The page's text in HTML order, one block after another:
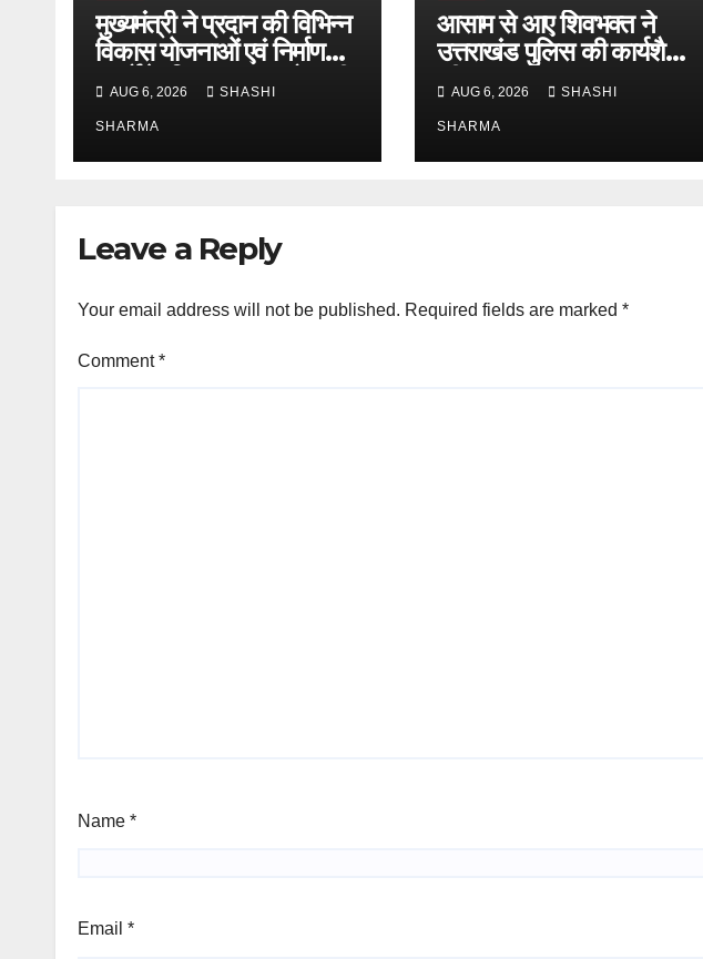
मुख्यमंत्री ने प्रदान की विभिन्न
विकास योजनाओं एवं निर्माण
कार्यों के लिए ₹1967 करोड़ की
वित्तीय स्वीकृति
AUG 6, 2026 SHASHI
SHARMA
आसाम से आए शिवभक्त ने
उत्तराखंड पुलिस की कार्यशैली
की जमकर सराहना व
पुलिसकर्मियों के सहयोगात्मक
व्यवहार की खुलकर प्रशंसा
AUG 6, 2026 SHASHI
SHARMA
Leave a Reply
Your email address will not be published. Required fields are marked *
Comment*
Name *
Email *